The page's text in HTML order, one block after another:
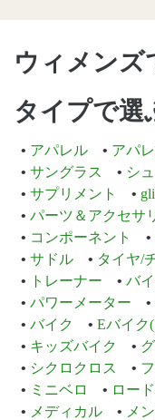
ウィメンズ
タイプで選
アパレル アパ
サングラス
シ
サプリメント
パーツ＆アクセサ
コンポーネント
サドル
タイヤ/
トレーナー
バ
パワーメーター
バイク
Eバイク
キッズバイク
シクロクロス
ミニベロ
ロー
メディカル
メ